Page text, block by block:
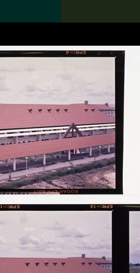
Search the Collection